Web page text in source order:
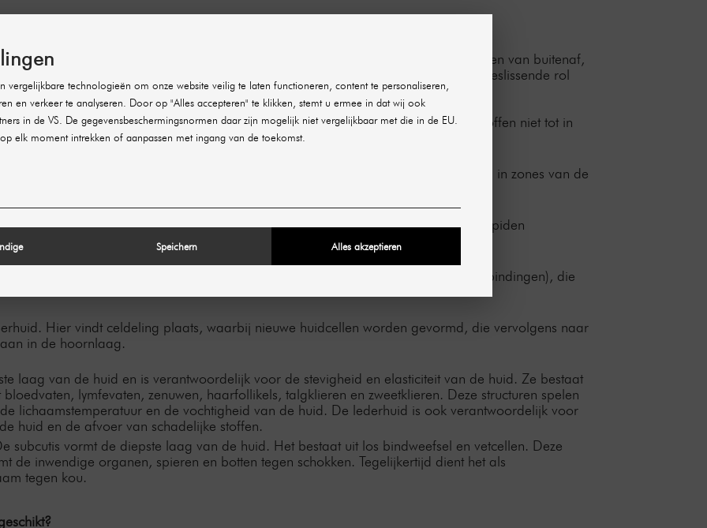
de buitenste laag van de huid en vormt de beschermende barrière tegen invloeden van buitenaf,
stoffen. Ze is relatief dun, maar bestaat uit verschillende onderlagen die een beslissende rol
huidcellen die voortdurend worden vernieuwd. Ze zorgt ervoor dat schadelijke stoffen niet tot in
en voetzolen. Ze vormt een extra barrière en versterkt de bescherming in zones van de
stress.
om te vormen tot hoorncellen, die later de hoornlaag vormen. Hier worden ook lipiden
eigenschappen geven.
stevigheid. De cellen zijn met elkaar verbonden door desmosomen (kleine celverbindingen), die
Hier vindt celdeling plaats, waarbij nieuwe huidcellen worden gevormd, die vervolgens naar
in de hoornlaag.
laag van de huid en is verantwoordelijk voor de stevigheid en elasticiteit van de huid. Ze bestaat
lymfevaten, zenuwen, haarfollikels, talgklieren en zweetklieren. Deze structuren spelen
lichaamstemperatuur en de vochtigheid van de huid. De lederhuid is ook verantwoordelijk voor
huid en de afvoer van schadelijke stoffen.
subcutis vormt de diepste laag van de huid. Het bestaat uit los bindweefsel en vetcellen. Deze
de inwendige organen, spieren en botten tegen schokken. Tegelijkertijd dient het als
tegen kou.
vergelijkbare technologieën om onze website veilig te laten functioneren, content te personaliseren,
en verkeer te analyseren. Door op "Alles accepteren" te klikken, stemt u ermee in dat wij ook
in de VS. De gegevensbeschermingsnormen daar zijn mogelijk niet vergelijkbaar met die in de EU.
elk moment intrekken of aanpassen met ingang van de toekomst.
Speichern Alles akzeptieren